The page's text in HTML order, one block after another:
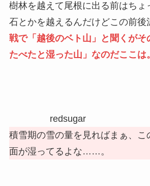
樹林を越えて尾根に出る前はちょ
石とかを越えるんだけどこの前後
戦で「越後のベト山」と聞くがそ
たべたと湿った山」なのだここは。
redsugar
積雪期の雪の量を見ればまぁ、こ
面が湿ってるよな……。